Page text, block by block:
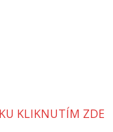
KLIKNUTÍM ZDE